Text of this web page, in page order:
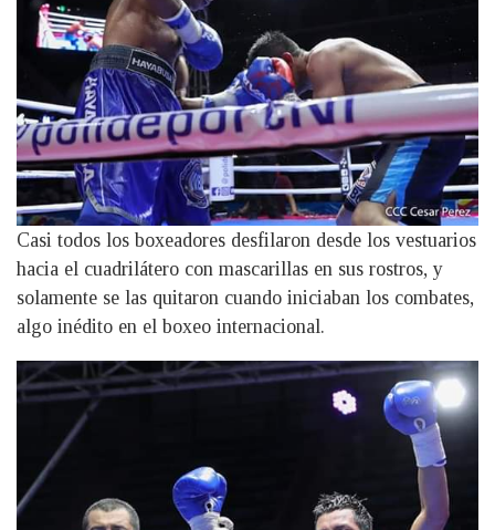
Casi todos los boxeadores desfilaron desde los vestuarios
hacia el cuadrilátero con mascarillas en sus rostros, y
solamente se las quitaron cuando iniciaban los combates,
algo inédito en el boxeo internacional.